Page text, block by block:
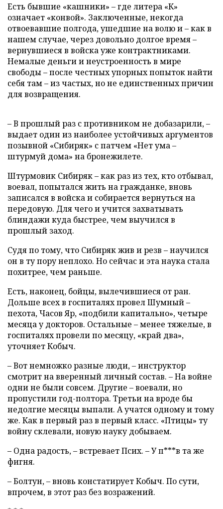
Есть бывшие «кашники» – где литера «К»
означает «конвой». Заключенные, некогда
отвоевавшие полгода, ушедшие на волю и – как в
нашем случае, через довольно долгое время –
вернувшиеся в войска уже контрактниками.
Немалые деньги и неустроенность в мире
свободы – после честных упорных попыток найти
себя там – из частых, но не единственных причин
для возвращения.
– В прошлый раз с противником не добазарили, –
выдает один из наиболее устойчивых аргументов
позывной «Сибиряк» с патчем «Нет ума –
штурмуй дома» на бронежилете.
Штурмовик Сибиряк – как раз из тех, кто отбывал,
воевал, попытался жить на гражданке, вновь
записался в войска и собирается вернуться на
передовую. Для чего и учится захватывать
блиндажи куда быстрее, чем выучился в
прошлый заход.
Судя по тому, что Сибиряк жив и резв – научился
он в ту пору неплохо. Но сейчас и эта наука стала
похитрее, чем раньше.
Есть, наконец, бойцы, вылечившиеся от ран.
Дольше всех в госпиталях провел Шумный –
пехота, Часов Яр, «подбили капитально», четыре
месяца у докторов. Остальные – менее тяжелые, в
госпиталях провели по месяцу, «край два»,
уточняет Кобыч.
– Вот немножко разные люди, – инструктор
смотрит на вверенный личный состав. – На войне
одни не были совсем. Другие – воевали, но
пропустили год-полтора. Третьи на вроде бы
недолгие месяцы выпали. А учатся одному и тому
же. Как в первый раз в первый класс. «Птицы» ту
войну склевали, новую науку добываем.
– Одна радость, – встревает Псих. – У п***в та же
фигня.
– Болтун, – вновь констатирует Кобыч. По сути,
впрочем, в этот раз без возражений.